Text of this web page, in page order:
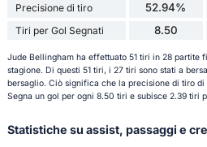
Precisione di tiro 52.94%
Tiri per Gol Segnati 8.50
Jude Bellingham ha effettuato 51 tiri in 28 partite
stagione. Di questi 51 tiri, i 27 tiri sono stati a
bersaglio. Ciò significa che la precisione di tiro
Segna un gol per ogni 8.50 tiri e subisce 2.39 tiri
Statistiche su assist, passaggi e